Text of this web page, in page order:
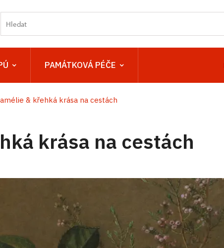
PAMÁTKOVÁ PÉČE
& křehká krása na cestách
krása na cestách